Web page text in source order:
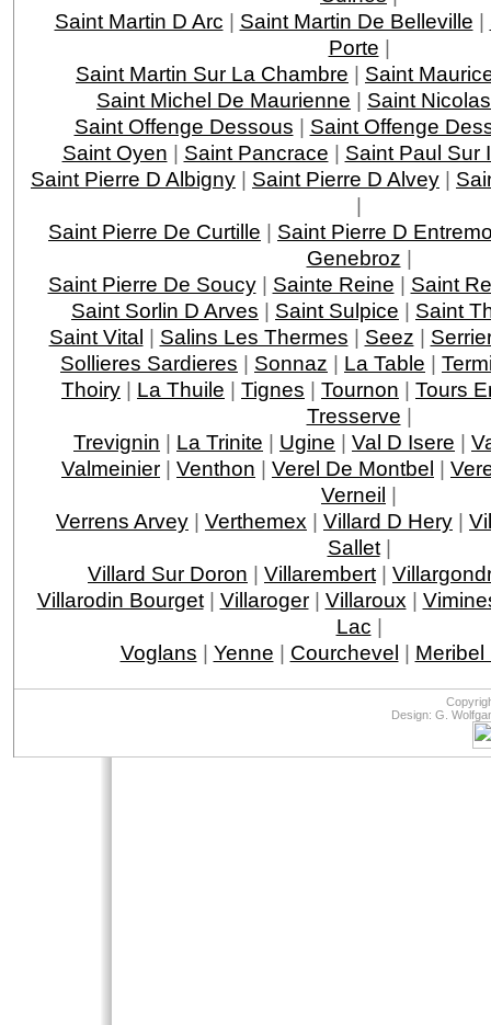
Saint Martin D Arc | Saint Martin De Belleville |
Porte |
Saint Martin Sur La Chambre | Saint
Saint Michel De Maurienne | Saint
Saint Offenge Dessous | Saint Offenge
Saint Oyen | Saint Pancrace | Saint Paul Sur
Saint Pierre D Albigny | Saint Pierre D Alvey |
|
Saint Pierre De Curtille | Saint Pierre D
Genebroz |
Saint Pierre De Soucy| Sainte Reine | Saint
Saint Sorlin D Arves | Saint Sulpice | Saint
Saint Vital | Salins Les Thermes | Seez |
Sollieres Sardieres | Sonnaz | La Table |
Thoiry | La Thuile | Tignes | Tournon | Tours
Tresserve |
Trevignin | La Trinite | Ugine | Val D Isere |
Valmeinier | Venthon | Verel De Montbel |
Verneil |
Verrens Arvey | Verthemex | Villard D Hery |
Sallet|
Villard Sur Doron | Villarembert |
Villarodin Bourget| Villaroger| Villaroux |
Lac |
Voglans | Yenne | Courchevel | Meribel
Design: G.